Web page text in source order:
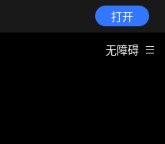
打开
无障碍